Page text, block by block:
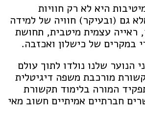
היא לא רק חוויות
גם (ובעיקר) חוויה של למידה
ראייה עצמית מיטבית, תחושת
במקרים של כישלון ואכזבה.
שלנו נולדו לתוך עולם
מורכבת משפה דיגיטלית
המורה בלימוד תקשורת
חברתיים אמיתיים חשוב מאי